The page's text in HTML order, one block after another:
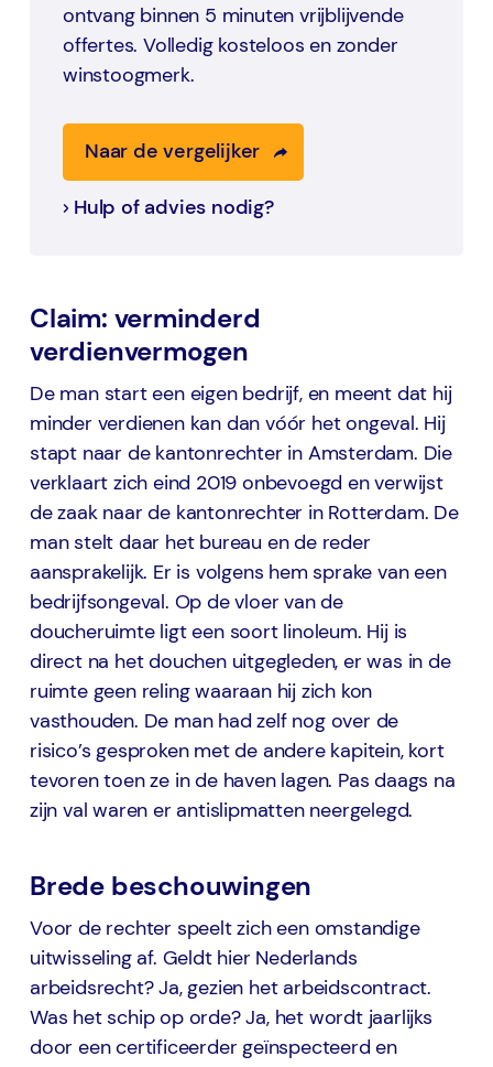
ontvang binnen 5 minuten vrijblijvende
offertes. Volledig kosteloos en zonder
winstoogmerk.
Naar de vergelijker
Hulp of advies nodig?
Claim: verminderd
verdienvermogen
De man start een eigen bedrijf, en meent dat hij
minder verdienen kan dan vóór het ongeval. Hij
stapt naar de kantonrechter in Amsterdam. Die
verklaart zich eind 2019 onbevoegd en verwijst
de zaak naar de kantonrechter in Rotterdam. De
man stelt daar het bureau en de reder
aansprakelijk. Er is volgens hem sprake van een
bedrijfsongeval. Op de vloer van de
doucheruimte ligt een soort linoleum. Hij is
direct na het douchen uitgegleden, er was in de
ruimte geen reling waaraan hij zich kon
vasthouden. De man had zelf nog over de
risico’s gesproken met de andere kapitein, kort
tevoren toen ze in de haven lagen. Pas daags na
zijn val waren er antislipmatten neergelegd.
Brede beschouwingen
Voor de rechter speelt zich een omstandige
uitwisseling af. Geldt hier Nederlands
arbeidsrecht? Ja, gezien het arbeidscontract.
Was het schip op orde? Ja, het wordt jaarlijks
door een certificeerder geïnspecteerd en